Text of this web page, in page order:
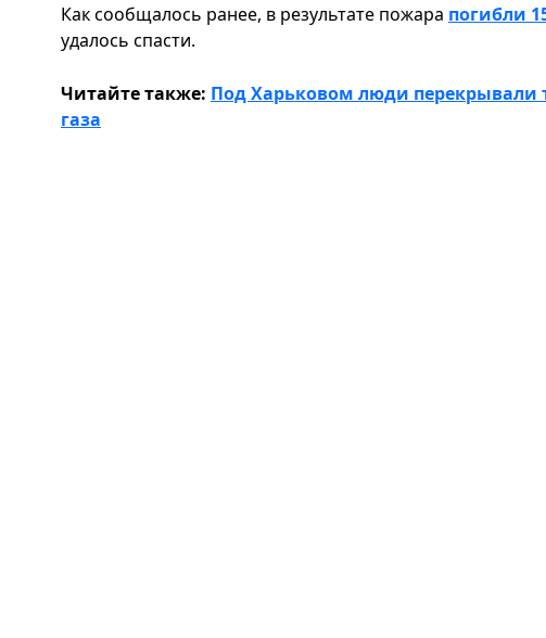
Как сообщалось ранее, в результате пожара погибли
удалось спасти.
Читайте также: Под Харьковом люди перекрывали
газа